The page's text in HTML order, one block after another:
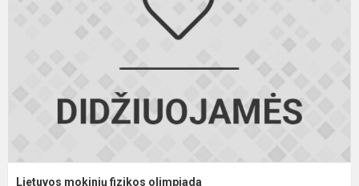
Lietuvos mokinių fizikos olimpiada